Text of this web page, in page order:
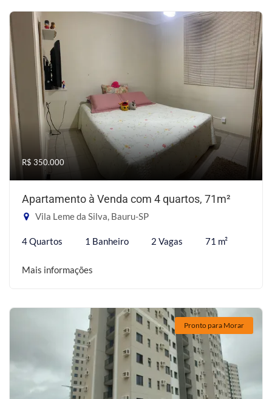
R$ 350.000
Apartamento à Venda com 4 quartos, 71m²
Vila Leme da Silva, Bauru-SP
4 Quartos 1 Banheiro 2 Vagas 71 m²
Mais informações
Pronto para Morar